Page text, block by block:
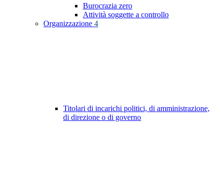
Burocrazia zero
Attività soggette a controllo
Organizzazione 4
Titolari di incarichi politici, di amministrazione,
di direzione o di governo